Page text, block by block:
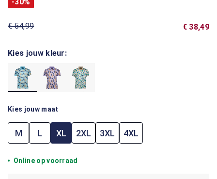
€ 54,99 € 38,49
Kies jouw kleur:
Kies jouw maat
M L XL 2XL 3XL 4XL
Online op voorraad